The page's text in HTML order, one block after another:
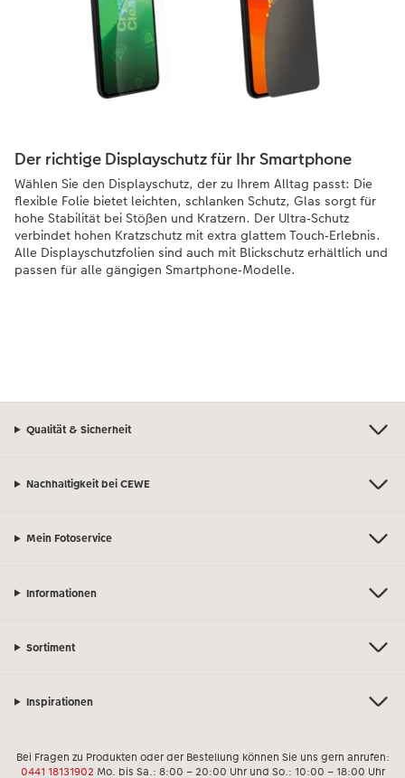
Der richtige Displayschutz für Ihr Smartphone
Wählen Sie den Displayschutz, der zu Ihrem Alltag passt: Die
flexible Folie bietet leichten, schlanken Schutz, Glas sorgt für
hohe Stabilität bei Stößen und Kratzern. Der Ultra‑Schutz
verbindet hohen Kratzschutz mit extra glattem Touch‑Erlebnis.
Alle Displayschutzfolien sind auch mit Blickschutz erhältlich und
passen für alle gängigen Smartphone‑Modelle.
Qualität & Sicherheit
Nachhaltigkeit bei CEWE
Mein Fotoservice
Informationen
Sortiment
Inspirationen
Bei Fragen zu Produkten oder der Bestellung können Sie uns gern anrufen:
0441 18131902 Mo. bis Sa.: 8:00 – 20:00 Uhr und So.: 10:00 – 18:00 Uhr